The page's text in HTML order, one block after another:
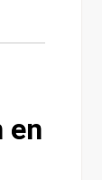
en